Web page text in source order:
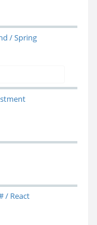
/ Spring
/ React